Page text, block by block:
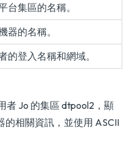
台集區的名稱。
器的名稱。
的登入名稱和網域。
者 Jo 的集區 dtpool2，顯
相關資訊，並使用 ASCII